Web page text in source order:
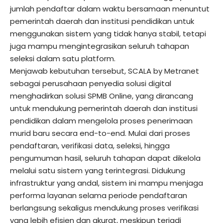
jumlah pendaftar dalam waktu bersamaan menuntut
pemerintah daerah dan institusi pendidikan untuk
menggunakan sistem yang tidak hanya stabil, tetapi
juga mampu mengintegrasikan seluruh tahapan
seleksi dalam satu platform.
Menjawab kebutuhan tersebut, SCALA by Metranet
sebagai perusahaan penyedia solusi digital
menghadirkan solusi SPMB Online, yang dirancang
untuk mendukung pemerintah daerah dan institusi
pendidikan dalam mengelola proses penerimaan
murid baru secara end-to-end. Mulai dari proses
pendaftaran, verifikasi data, seleksi, hingga
pengumuman hasil, seluruh tahapan dapat dikelola
melalui satu sistem yang terintegrasi. Didukung
infrastruktur yang andal, sistem ini mampu menjaga
performa layanan selama periode pendaftaran
berlangsung sekaligus mendukung proses verifikasi
yang lebih efisien dan akurat, meskipun terjadi